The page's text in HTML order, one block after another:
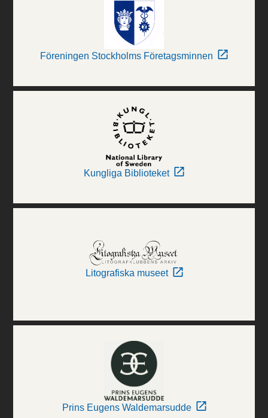
Föreningen Stockholms Företagsminnen
Kungliga Biblioteket
Litografiska museet
Prins Eugens Waldemarsudde